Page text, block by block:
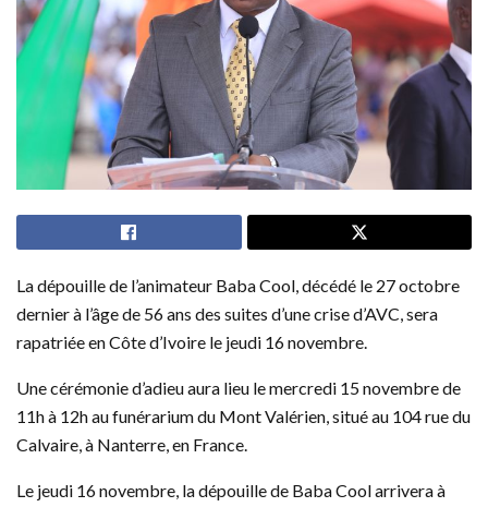
La dépouille de l’animateur Baba Cool, décédé le 27 octobre
dernier à l’âge de 56 ans des suites d’une crise d’AVC, sera
rapatriée en Côte d’Ivoire le jeudi 16 novembre.
Une cérémonie d’adieu aura lieu le mercredi 15 novembre de
11h à 12h au funérarium du Mont Valérien, situé au 104 rue du
Calvaire, à Nanterre, en France.
Le jeudi 16 novembre, la dépouille de Baba Cool arrivera à